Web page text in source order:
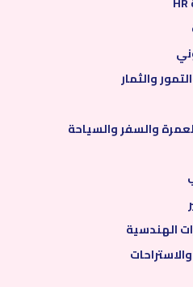
والثمار
والسفر والسياحة
الهندسية